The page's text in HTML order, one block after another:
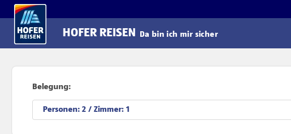
Direkt zum Hauptinhalt
HOFER REISEN Da bin ich mir sicher
Belegung:
Personen: / Zimmer: